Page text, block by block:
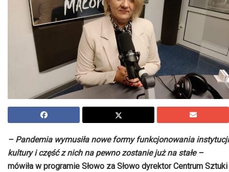
– Pandemia wymusiła nowe formy funkcjonowania instytucji
kultury i część z nich na pewno zostanie już na stałe –
mówiła w programie Słowo za Słowo dyrektor Centrum Sztuki